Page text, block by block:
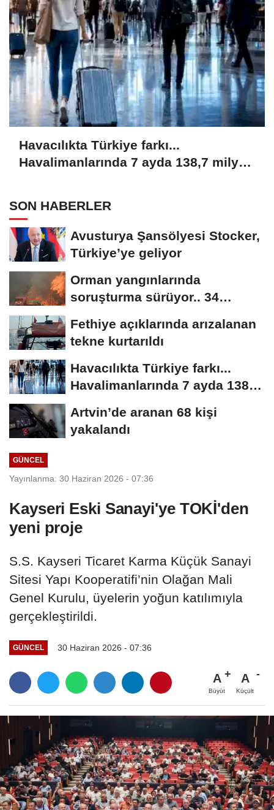
Havacılıkta Türkiye farkı...
Havalimanlarında 7 ayda 138,7 milyon
SON HABERLER
Avusturya Şansölyesi Stocker,
Türkiye’ye geliyor
Orman yangınlarında
soruşturma sürüyor.. 34
Fethiye açıklarında arızalanan
tekne kurtarıldı
Havacılıkta Türkiye farkı...
Havalimanlarında 7 ayda 138,7
Artvin’de aranan 68 kişi
yakalandı
GÜNCEL
Yayınlanma: 30 Haziran 2026 - 07:36
Kayseri Eski Sanayi'ye TOKİ'den
yeni proje
S.S. Kayseri Ticaret Karma Küçük Sanayi
Sitesi Yapı Kooperatifi’nin Olağan Mali
Genel Kurulu, üyelerin yoğun katılımıyla
gerçekleştirildi.
GÜNCEL 30 Haziran 2026 - 07:36
A
Büyüt
A
Küçült